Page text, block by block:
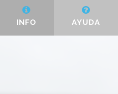
INFO AYUDA